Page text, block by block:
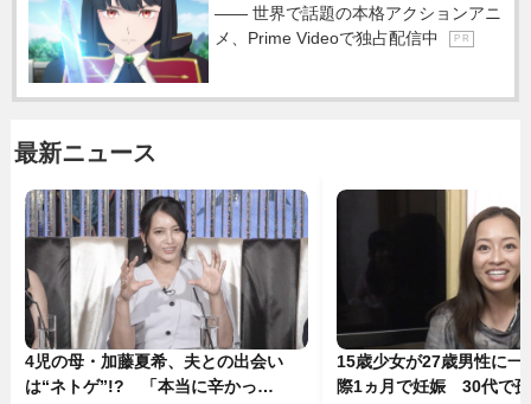
―― 世界で話題の本格アクションアニ
メ、Prime Videoで独占配信中
P R
最新ニュース
4児の母・加藤夏希、夫との出会い
は“ネトゲ”!? 「本当に辛かっ
15歳少女が27歳男性に
際1ヵ月で妊娠 30代で